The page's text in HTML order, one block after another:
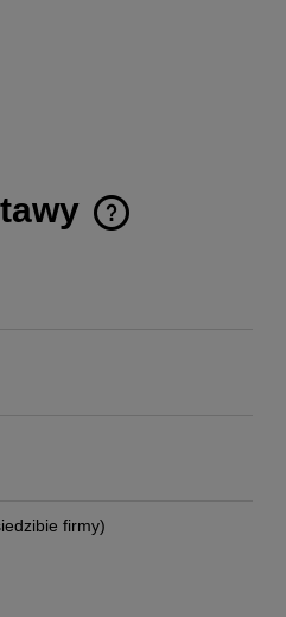
kosztów płatności
firmy)